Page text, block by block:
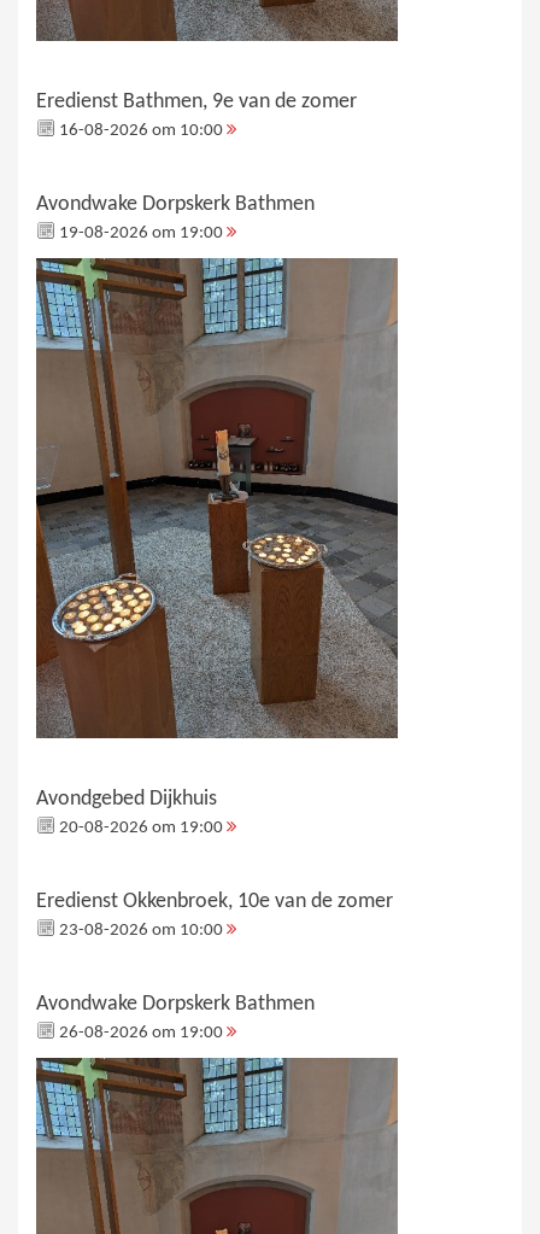
Eredienst Bathmen, 9e van de zomer
16-08-2026 om 10:00
Avondwake Dorpskerk Bathmen
19-08-2026 om 19:00
Avondgebed Dijkhuis
20-08-2026 om 19:00
Eredienst Okkenbroek, 10e van de zomer
23-08-2026 om 10:00
Avondwake Dorpskerk Bathmen
26-08-2026 om 19:00